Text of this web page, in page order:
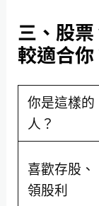
三、股
較適合你
你是這樣的
人？
喜歡存股、
領股利